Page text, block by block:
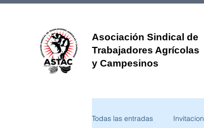
Asociación Sindical de
Trabajadores Agrícolas
y Campesinos
Todas las entradas Invitacion